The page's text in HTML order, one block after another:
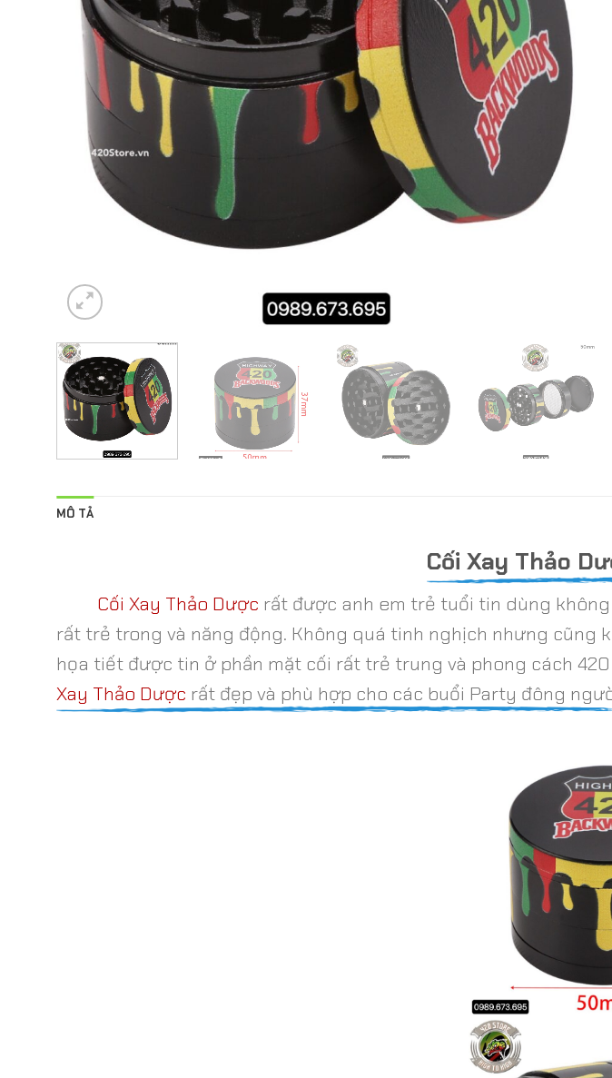
MÔ TẢ
Cối Xay Thảo
Cối Xay Thảo Dược rất được anh em trẻ tuổi tin dùng
rất trẻ trong và năng động. Không quá tinh nghịch nhưng cũng
họa tiết được tin ở phần mặt cối rất trẻ trung và phong cách
Xay Thảo Dược rất đẹp và phù hợp cho các buổi Party đông